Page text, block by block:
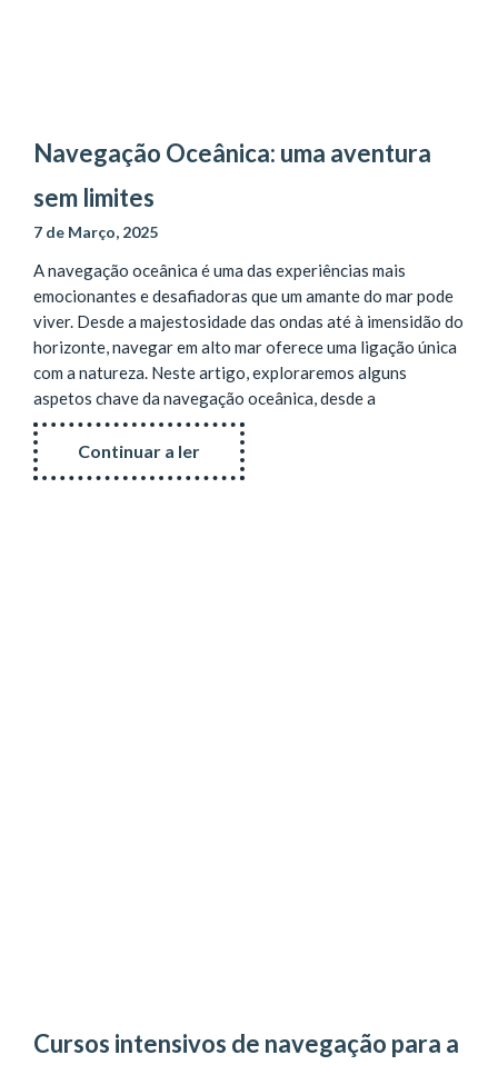
Navegação Oceânica: uma aventura
sem limites
7 de Março, 2025
A navegação oceânica é uma das experiências mais
emocionantes e desafiadoras que um amante do mar pode
viver. Desde a majestosidade das ondas até à imensidão do
horizonte, navegar em alto mar oferece uma ligação única
com a natureza. Neste artigo, exploraremos alguns
aspetos chave da navegação oceânica, desde a
Continuar a ler
Cursos intensivos de navegação para a